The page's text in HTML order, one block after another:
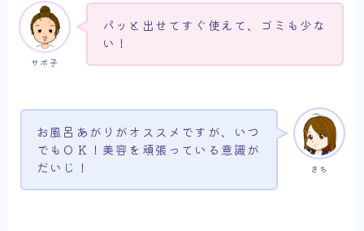
サボ子
パッと出せてすぐ使えて、ゴミも少な
い！
さち
お風呂あがりがオススメですが、いつ
でもＯＫ！美容を頑張っている意識が
だいじ！